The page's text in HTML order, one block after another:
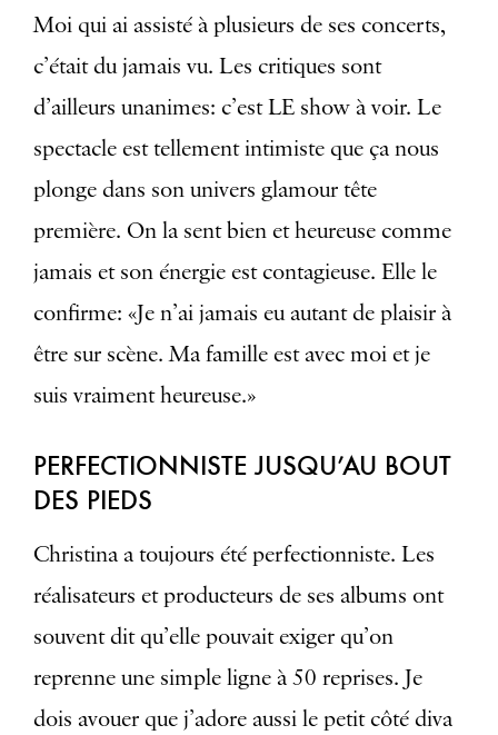
Moi qui ai assisté à plusieurs de ses concerts,
c’était du jamais vu. Les critiques sont
d’ailleurs unanimes: c’est LE show à voir. Le
spectacle est tellement intimiste que ça nous
plonge dans son univers glamour tête
première. On la sent bien et heureuse comme
jamais et son énergie est contagieuse. Elle le
confirme: «Je n’ai jamais eu autant de plaisir à
être sur scène. Ma famille est avec moi et je
suis vraiment heureuse.»
PERFECTIONNISTE JUSQU’AU BOUT
DES PIEDS
Christina a toujours été perfectionniste. Les
réalisateurs et producteurs de ses albums ont
souvent dit qu’elle pouvait exiger qu’on
reprenne une simple ligne à 50 reprises. Je
dois avouer que j’adore aussi le petit côté diva